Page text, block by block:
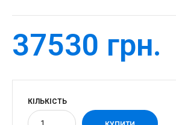
37530 грн.
КІЛЬКІСТЬ